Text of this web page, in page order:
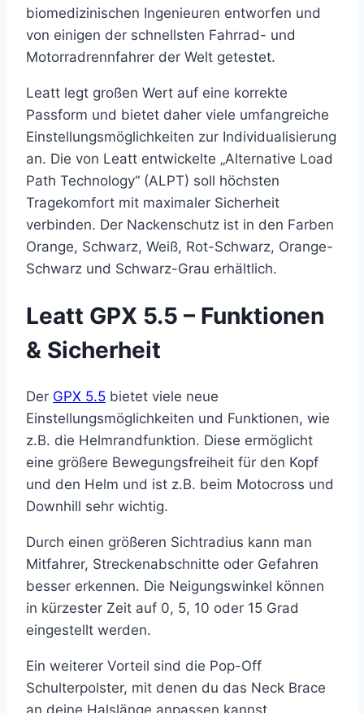
biomedizinischen Ingenieuren entworfen und
von einigen der schnellsten Fahrrad- und
Motorradrennfahrer der Welt getestet.
Leatt legt großen Wert auf eine korrekte
Passform und bietet daher viele umfangreiche
Einstellungsmöglichkeiten zur Individualisierung
an. Die von Leatt entwickelte „Alternative Load
Path Technology“ (ALPT) soll höchsten
Tragekomfort mit maximaler Sicherheit
verbinden. Der Nackenschutz ist in den Farben
Orange, Schwarz, Weiß, Rot-Schwarz, Orange-
Schwarz und Schwarz-Grau erhältlich.
Leatt GPX 5.5 – Funktionen
& Sicherheit
Der GPX 5.5 bietet viele neue
Einstellungsmöglichkeiten und Funktionen, wie
z.B. die Helmrandfunktion. Diese ermöglicht
eine größere Bewegungsfreiheit für den Kopf
und den Helm und ist z.B. beim Motocross und
Downhill sehr wichtig.
Durch einen größeren Sichtradius kann man
Mitfahrer, Streckenabschnitte oder Gefahren
besser erkennen. Die Neigungswinkel können
in kürzester Zeit auf 0, 5, 10 oder 15 Grad
eingestellt werden.
Ein weiterer Vorteil sind die Pop-Off
Schulterpolster, mit denen du das Neck Brace